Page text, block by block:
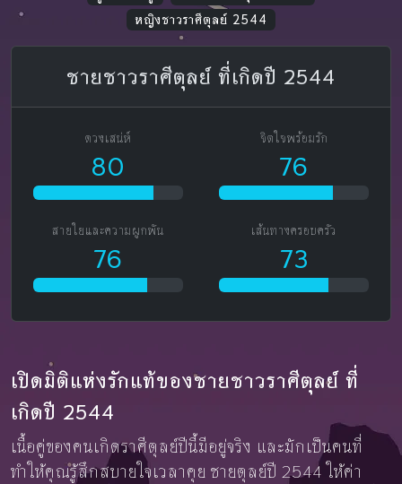
หญิงชาวราศีตุลย์ 2544
ชายชาวราศีตุลย์ ที่เกิดปี 2544
ดวงเสน่ห์
80
จิตใจพร้อมรัก
76
สายใยและความผูกพัน
76
เส้นทางครอบครัว
73
เปิดมิติแห่งรักแท้ของชายชาวราศีตุลย์ ที่
เกิดปี 2544
เนื้อคู่ของคนเกิดราศีตุลย์ปีนี้มีอยู่จริง และมักเป็นคนที่
ทำให้คุณรู้สึกสบายใจเวลาคุย ชายตุลย์ปี 2544 ให้ค่า